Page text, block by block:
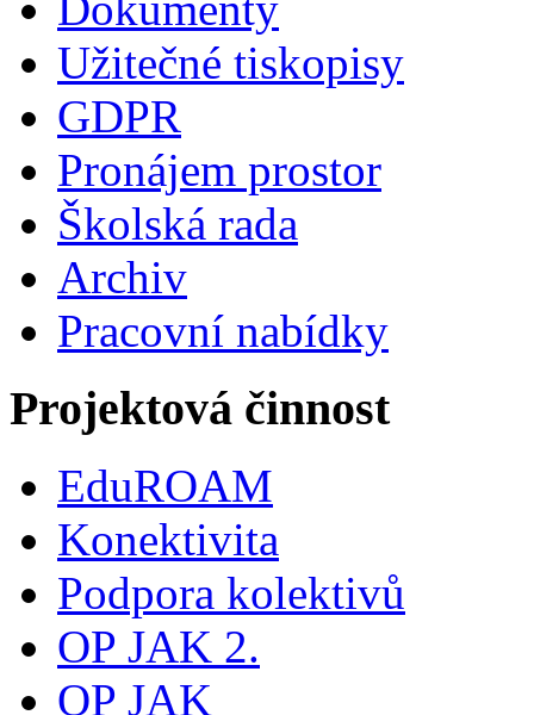
Užitečné tiskopisy
GDPR
Pronájem prostor
Školská rada
Archiv
Pracovní nabídky
Projektová činnost
EduROAM
Konektivita
Podpora kolektivů
OP JAK 2.
OP JAK